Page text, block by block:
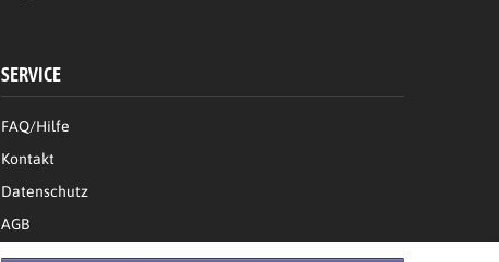
SERVICE
FAQ/Hilfe
Kontakt
Datenschutz
AGB